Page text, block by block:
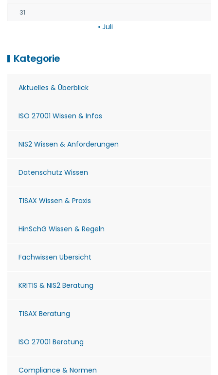
31
« Juli
Kategorie
Aktuelles & Überblick
ISO 27001 Wissen & Infos
NIS2 Wissen & Anforderungen
Datenschutz Wissen
TISAX Wissen & Praxis
HinSchG Wissen & Regeln
Fachwissen Übersicht
KRITIS & NIS2 Beratung
TISAX Beratung
ISO 27001 Beratung
Compliance & Normen